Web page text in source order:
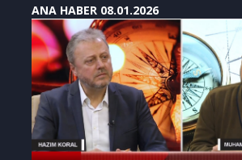
ANA HABER 08.01.2026